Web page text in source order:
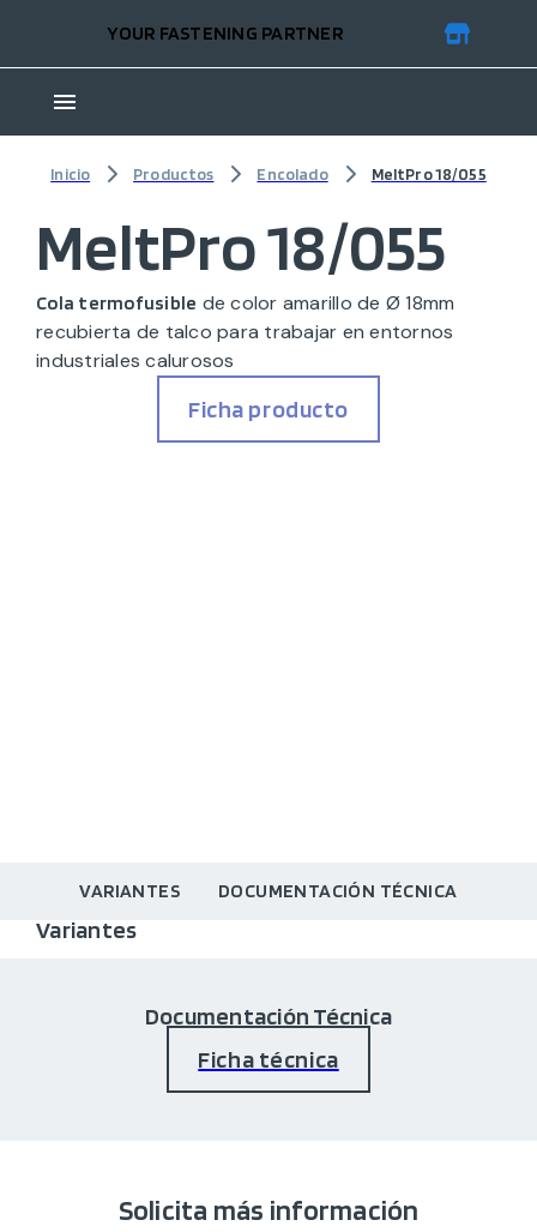
YOUR FASTENING PARTNER
Inicio Productos Encolado MeltPro 18/055
MeltPro 18/055
Cola termofusible de color amarillo de Ø 18mm
recubierta de talco para trabajar en entornos
industriales calurosos
Ficha producto
VARIANTES DOCUMENTACIÓN TÉCNICA
Variantes
Documentación Técnica
Ficha técnica
Solicita más información